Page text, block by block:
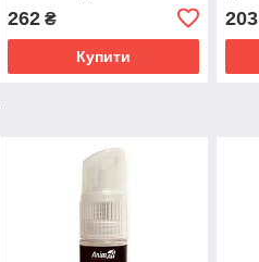
262₴
Купити
для
203